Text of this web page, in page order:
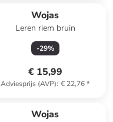
Wojas
Leren riem bruin
-29%
€ 15,99
Adviesprijs (AVP): € 22,76*
Wojas